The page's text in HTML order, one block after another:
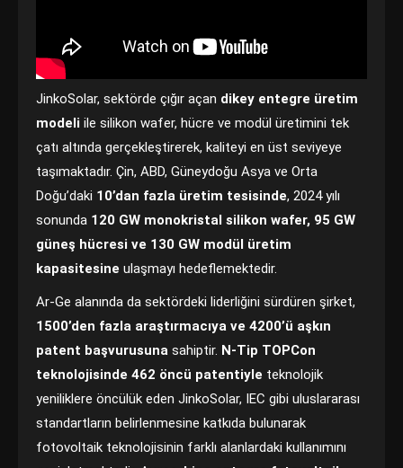
JinkoSolar, sektörde çığır açan dikey entegre üretim
modeli ile silikon wafer, hücre ve modül üretimini tek
çatı altında gerçekleştirerek, kaliteyi en üst seviyeye
taşımaktadır. Çin, ABD, Güneydoğu Asya ve Orta
Doğu’daki 10’dan fazla üretim tesisinde, 2024 yılı
sonunda 120 GW monokristal silikon wafer, 95 GW
güneş hücresi ve 130 GW modül üretim
kapasitesine ulaşmayı hedeflemektedir.
Ar-Ge alanında da sektördeki liderliğini sürdüren şirket,
1500’den fazla araştırmacıya ve 4200’ü aşkın
patent başvurusuna sahiptir. N-Tip TOPCon
teknolojisinde 462 öncü patentiyle teknolojik
yeniliklere öncülük eden JinkoSolar, IEC gibi uluslararası
standartların belirlenmesine katkıda bulunarak
fotovoltaik teknolojisinin farklı alanlardaki kullanımını